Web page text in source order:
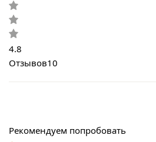
4.8
Отзывов10
Рекомендуем попробовать